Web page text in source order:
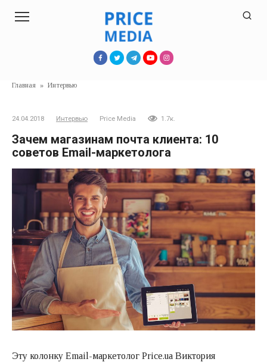
Главная » Интервью
24.04.2018 Интервью Price Media 1.7к.
Зачем магазинам почта клиента: 10
советов Email-маркетолога
Эту колонку Email-маркетолог Price.ua Виктория